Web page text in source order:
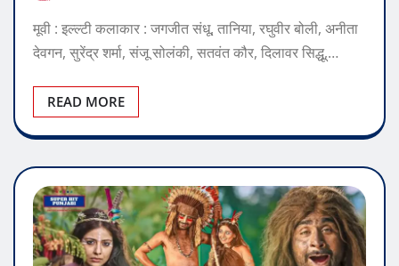
मूवी : इल्ल्टी कलाकार : जगजीत संधू, तानिया, रघुवीर बोली, अनीता
देवगन, सुरेंद्र शर्मा, संजू सोलंकी, सतवंत कौर, दिलावर सिद्धू,…
READ MORE